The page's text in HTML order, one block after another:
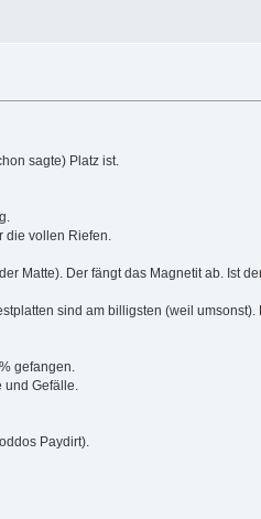
sagte) Platz ist.
die vollen Riefen.
Matte). Der fängt das Magnetit ab. Ist
sind am billigsten (weil
gefangen.
und Gefälle.
Paydirt).